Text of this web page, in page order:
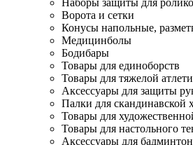
Наборы защиты для
Ворота и сетки
Конусы напольные,
Медицинболы
Бодибары
Товары для единоборств
Товары для тяжелой
Аксессуары для защиты
Палки для скандинавской
Товары для
Товары для настольного
Аксессуары для